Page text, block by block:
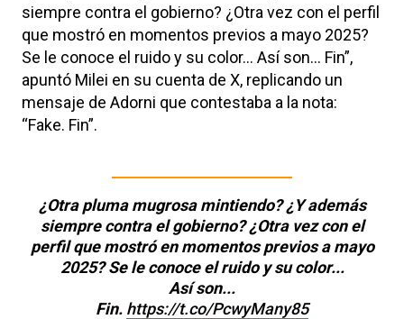
siempre contra el gobierno? ¿Otra vez con el perfil
que mostró en momentos previos a mayo 2025?
Se le conoce el ruido y su color... Así son... Fin”,
apuntó Milei en su cuenta de X, replicando un
mensaje de Adorni que contestaba a la nota:
“Fake. Fin”.
¿Otra pluma mugrosa mintiendo? ¿Y además
siempre contra el gobierno? ¿Otra vez con el
perfil que mostró en momentos previos a mayo
2025? Se le conoce el ruido y su color...
Así son...
Fin. https://t.co/PcwyMany85